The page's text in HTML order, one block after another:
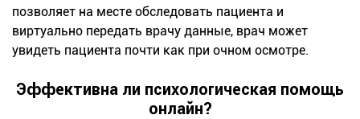
позволяет на месте обследовать пациента и
виртуально передать врачу данные, врач может
увидеть пациента почти как при очном осмотре.
Эффективна ли психологическая помощь
онлайн?